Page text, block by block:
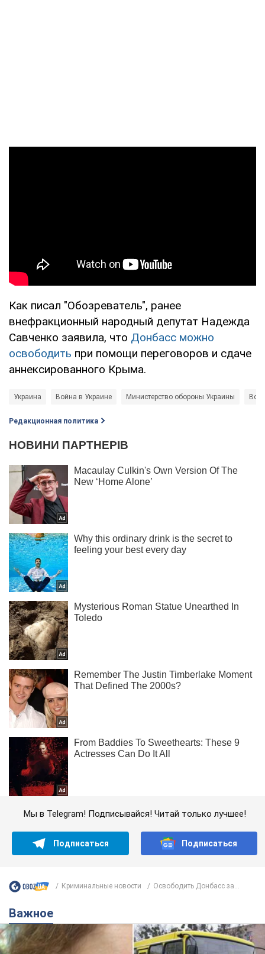
Как писал "Обозреватель", ранее
внефракционный народный депутат Надежда
Савченко заявила, что Донбасс можно
освободить при помощи переговоров и сдаче
аннексированного Крыма.
Украина Война в Украине Министерство обороны Украины
Редакционная политика
Мы в Telegram! Подписывайся! Читай только лучшее!
Подписаться Подписаться
Криминальные новости Освободить Донбасс за...
Важное